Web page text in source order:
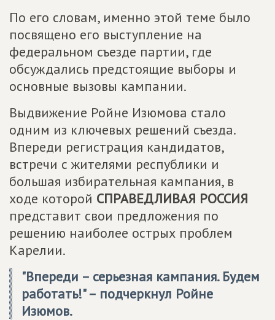
По его словам, именно этой теме было
посвящено его выступление на
федеральном съезде партии, где
обсуждались предстоящие выборы и
основные вызовы кампании.
Выдвижение Ройне Изюмова стало
одним из ключевых решений съезда.
Впереди регистрация кандидатов,
встречи с жителями республики и
большая избирательная кампания, в
ходе которой СПРАВЕДЛИВАЯ РОССИЯ
представит свои предложения по
решению наиболее острых проблем
Карелии.
"Впереди – серьезная кампания. Будем
работать!" – подчеркнул Ройне
Изюмов.